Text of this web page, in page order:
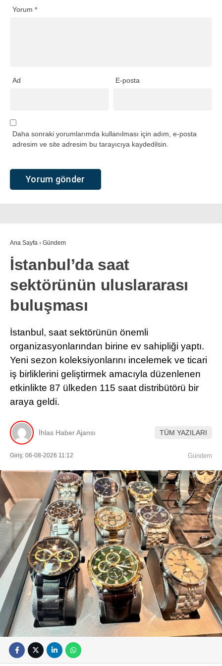
Yorum *
Ad E-posta
Daha sonraki yorumlarımda kullanılması için adım, e-posta
adresim ve site adresim bu tarayıcıya kaydedilsin.
Ana Sayfa › Gündem
İstanbul’da saat
sektörünün uluslararası
buluşması
İstanbul, saat sektörünün önemli
organizasyonlarından birine ev sahipliği yaptı.
Yeni sezon koleksiyonlarını incelemek ve ticari
iş birliklerini geliştirmek amacıyla düzenlenen
etkinlikte 87 ülkeden 115 saat distribütörü bir
araya geldi.
İhlas Haber Ajansı TÜM YAZILARI
Giriş: 06-08-2026 11:12 Gündem